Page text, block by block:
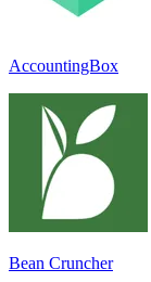
AccountingBox
Bean Cruncher